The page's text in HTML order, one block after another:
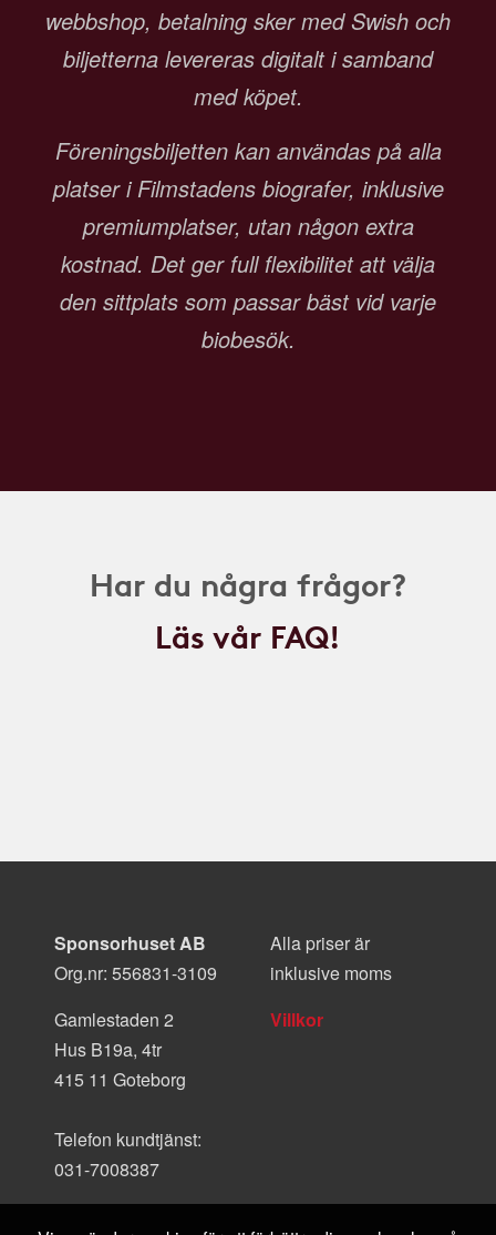
webbshop, betalning sker med Swish och
biljetterna levereras digitalt i samband
med köpet.
Föreningsbiljetten kan användas på alla
platser i Filmstadens biografer, inklusive
premiumplatser, utan någon extra
kostnad. Det ger full flexibilitet att välja
den sittplats som passar bäst vid varje
biobesök.
Har du några frågor?
Läs vår FAQ!
Sponsorhuset AB
Org.nr: 556831-3109
Gamlestaden 2
Hus B19a, 4tr
415 11 Goteborg
Telefon kundtjänst:
031-7008387
Alla priser är
inklusive moms
Villkor